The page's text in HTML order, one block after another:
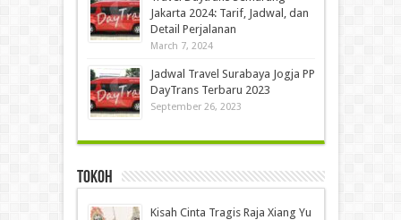
Jakarta 2024: Tarif, Jadwal, dan
Detail Perjalanan
March 7, 2024
Jadwal Travel Surabaya Jogja PP
DayTrans Terbaru 2023
September 26, 2023
Tokoh
Kisah Cinta Tragis Raja Xiang Yu